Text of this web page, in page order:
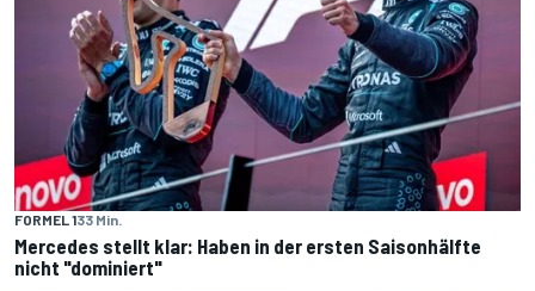
FORMEL 133 Min.
Mercedes stellt klar: Haben in der ersten Saisonhälfte
nicht "dominiert"